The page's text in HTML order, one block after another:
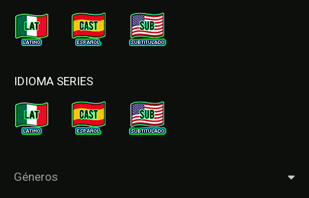
IDIOMA SERIES
Géneros